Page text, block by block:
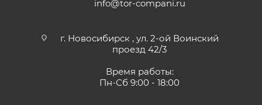
info@tor-compani.ru
г. Новосибирск , ул. 2-ой Воинский
проезд 42/3
Время работы:
Пн-Сб 9:00 - 18:00